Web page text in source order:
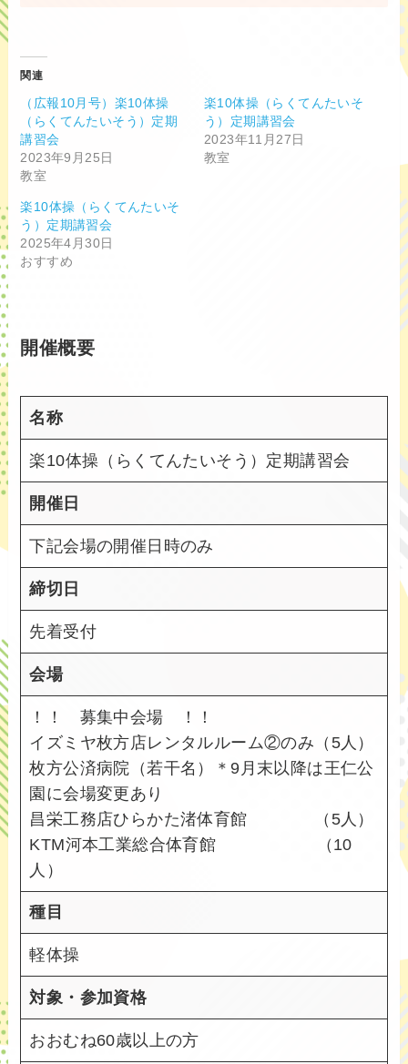
関連
（広報10月号）楽10体操
（らくてんたいそう）定期
講習会
2023年9月25日
教室
楽10体操（らくてんたいそ
う）定期講習会
2023年11月27日
教室
楽10体操（らくてんたいそ
う）定期講習会
2025年4月30日
おすすめ
開催概要
名称
楽10体操（らくてんたいそう）定期講習会
開催日
下記会場の開催日時のみ
締切日
先着受付
会場
！！ 募集中会場 ！！
イズミヤ枚方店レンタルルーム②のみ（5人）
枚方公済病院（若干名）＊9月末以降は王仁公
園に会場変更あり
昌栄工務店ひらかた渚体育館 （5人）
KTM河本工業総合体育館 （10
人）
種目
軽体操
対象・参加資格
おおむね60歳以上の方